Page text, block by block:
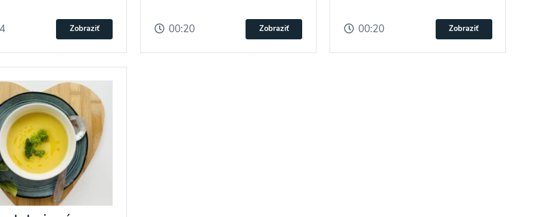
Zobraziť 00:20 Zobraziť 00:20 Zobraziť